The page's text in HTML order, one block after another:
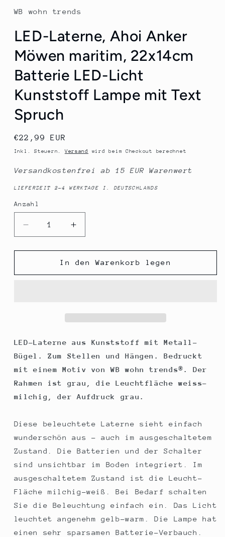
WB wohn trends
LED-Laterne, Ahoi Anker
Möwen maritim, 22x14cm
Batterie LED-Licht
Kunststoff Lampe mit Text
Spruch
Normaler
Preis
€22,99 EUR
Inkl. Steuern.Versand wird beim Checkout berechnet
Versandkostenfrei ab 15 EUR Warenwert
LIEFERZEIT 2-4 WERKTAGE I. DEUTSCHLANDS
Anzahl
Anzahl
Verringere
die
Menge
LED-
22x14cm
Batterie
LED-
Licht
Kunststoff
Lampe
Spruch
Erhöhe
die
Menge
für
LED-
22x14cm
Batterie
LED-
Licht
Kunststoff
Lampe
Spruch
In den Warenkorb legen
LED-Laterne aus Kunststoff mit Metall-
Bügel. Zum Stellen und Hängen. Bedruckt
mit einem Motiv von WB wohn trends®. Der
Rahmen ist grau, die Leuchtfläche weiss-
milchig, der Aufdruck grau.
Diese beleuchtete Laterne sieht einfach
wunderschön aus - auch im ausgeschaltetem
Zustand. Die Batterien und der Schalter
sind unsichtbar im Boden integriert. Im
ausgeschaltetem Zustand ist die Leucht-
Fläche milchig-weiß. Bei Bedarf schalten
Sie die Beleuchtung einfach ein. Das Licht
leuchtet angenehm gelb-warm. Die Lampe hat
einen sehr sparsamen Batterie-Verbauch.